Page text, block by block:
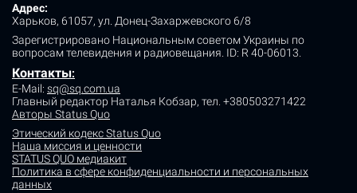
Адрес:
Харьков, 61057, ул. Донец-Захаржевского 6/8
Зарегистрировано Национальным советом Украины по
вопросам телевидения и радиовещания. ID: R 40-06013.
Контакты:
E-Mail: sq@sq.com.ua
Главный редактор Наталья Кобзар, тел. +380503271422
Авторы Status Quo
Этический кодекс Status Quo
Наша миссия и ценности
STATUS QUO медиакит
Политика в сфере конфиденциальности и персональных
данных